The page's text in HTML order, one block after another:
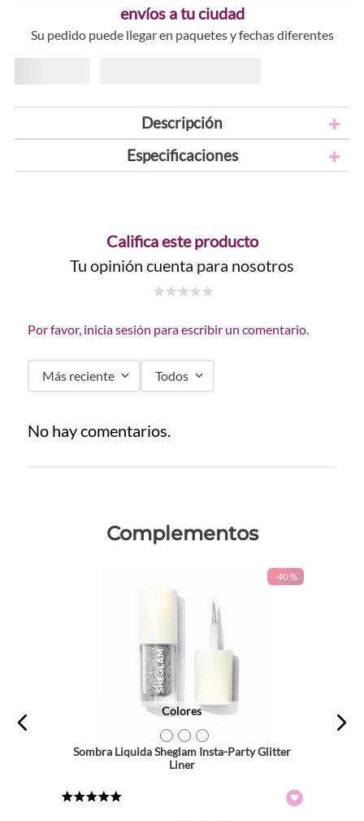
envíos a tu ciudad
Su pedido puede llegar en paquetes y fechas diferentes
Descripción
Especificaciones
Califica este producto
Tu opinión cuenta para nosotros
Por favor, inicia sesión para escribir un comentario.
Más reciente Todos
No hay comentarios.
Complementos
-40 %
Colores
Sombra Liquida Sheglam Insta-Party Glitter
Liner